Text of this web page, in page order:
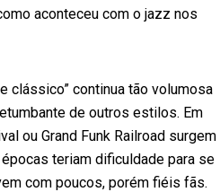
aconteceu com o jazz nos
clássico” continua tão volumosa
de outros estilos. Em
ou Grand Funk Railroad surgem
teriam dificuldade para se
com poucos, porém fiéis fãs.